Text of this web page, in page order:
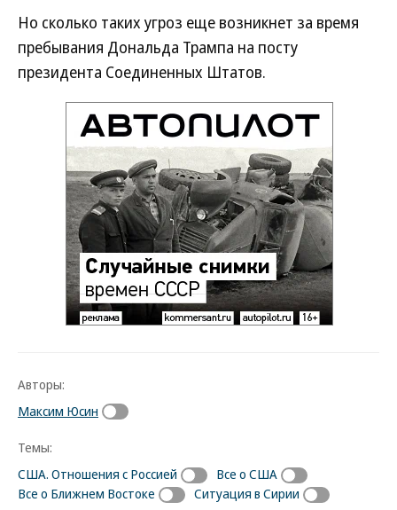
Но сколько таких угроз еще возникнет за время
пребывания Дональда Трампа на посту
президента Соединенных Штатов.
Авторы:
Максим Юсин
Темы:
США. Отношения с Россией
Все о США
Все о Ближнем Востоке
Ситуация в Сирии